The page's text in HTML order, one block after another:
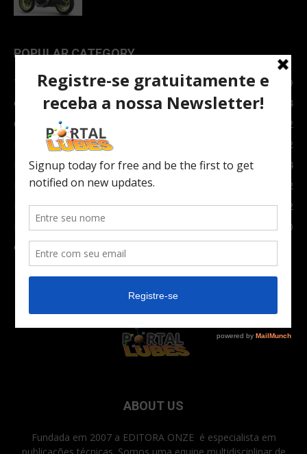
POPULAR CATEGORY
TOPNEWS
7089
Carro e Moto
3764
Carro
2082
Notícias
1852
Indústria
1024
Moto
972
Economia
672
Newsletter
630
Carros Verdes e Novas tecnologias automotivas
ABOUT US
Fundada em 2007 a EDITORA ONZE é especialista em